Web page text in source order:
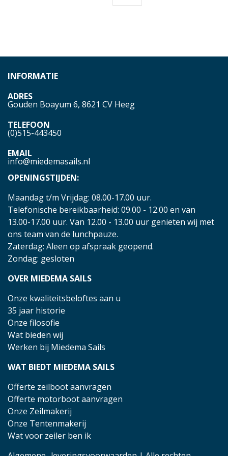
INFORMATIE
ADRES
Gouden Boayum 6, 8621 CV Heeg
TELEFOON
(0)515-443450
EMAIL
info@miedemasails.nl
OPENINGSTIJDEN:
Maandag t/m Vrijdag: 08.00-17.00 uur.
Telefonische bereikbaarheid: 09.00 - 12.00 en van
13.00-17.00 uur. Van 12.00 - 13.00 uur genieten wij met
ons team van de lunchpauze.
Zaterdag: Aleen op afspraak geopend.
Zondag: gesloten
OVER MIEDEMA SAILS
Onze kwaliteitsbeloftes aan u
35 jaar historie
Onze filosofie
Wat bieden wij
Werken bij Miedema Sails
WAT BIEDT MIEDEMA SAILS
Offerte zeilboot aanvragen
Offerte motorboot aanvragen
Onze Zeilmakerij
Onze Tentenmakerij
Wat voor zeiler ben ik